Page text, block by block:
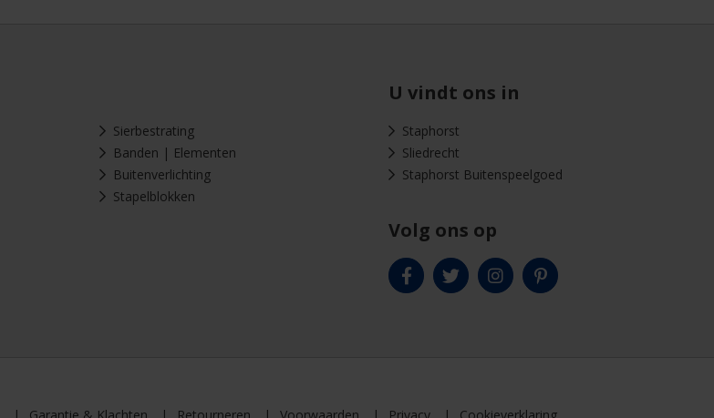
Sierbestrating
Banden | Elementen
Buitenverlichting
Stapelblokken
U vindt ons in
Staphorst
Sliedrecht
Staphorst Buitenspeelgoed
Volg ons op
Garantie & Klachten Retourneren Voorwaarden Privacy Cookieverklaring